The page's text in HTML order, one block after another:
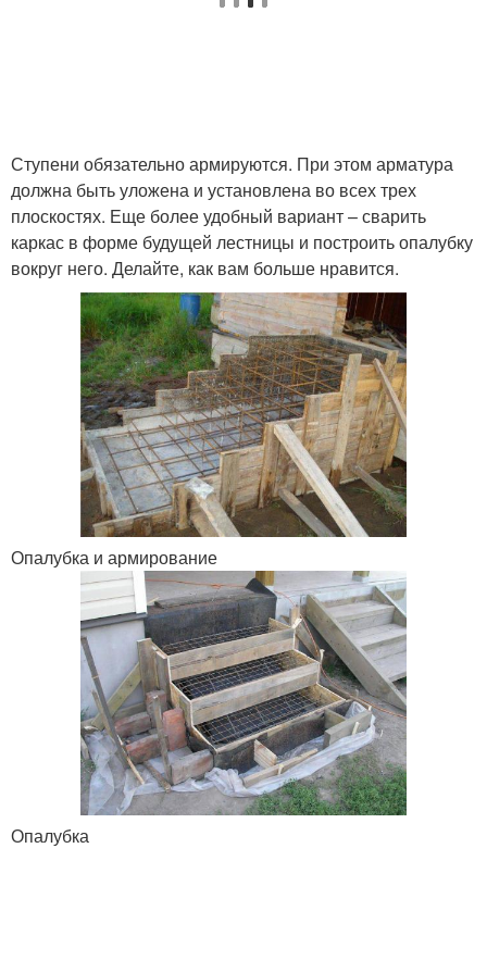
Ступени обязательно армируются. При этом арматура
должна быть уложена и установлена во всех трех
плоскостях. Еще более удобный вариант – сварить
каркас в форме будущей лестницы и построить опалубку
вокруг него. Делайте, как вам больше нравится.
Опалубка и армирование
Опалубка